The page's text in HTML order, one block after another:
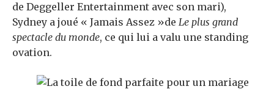
de Deggeller Entertainment avec son mari),
Sydney a joué « Jamais Assez »de Le plus grand
spectacle du monde, ce qui lui a valu une standing
ovation.